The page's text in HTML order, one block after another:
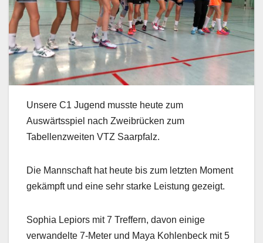
Unsere C1 Jugend musste heute zum
Auswärtsspiel nach Zweibrücken zum
Tabellenzweiten VTZ Saarpfalz.
Die Mannschaft hat heute bis zum letzten Moment
gekämpft und eine sehr starke Leistung gezeigt.
Sophia Lepiors mit 7 Treffern, davon einige
verwandelte 7-Meter und Maya Kohlenbeck mit 5